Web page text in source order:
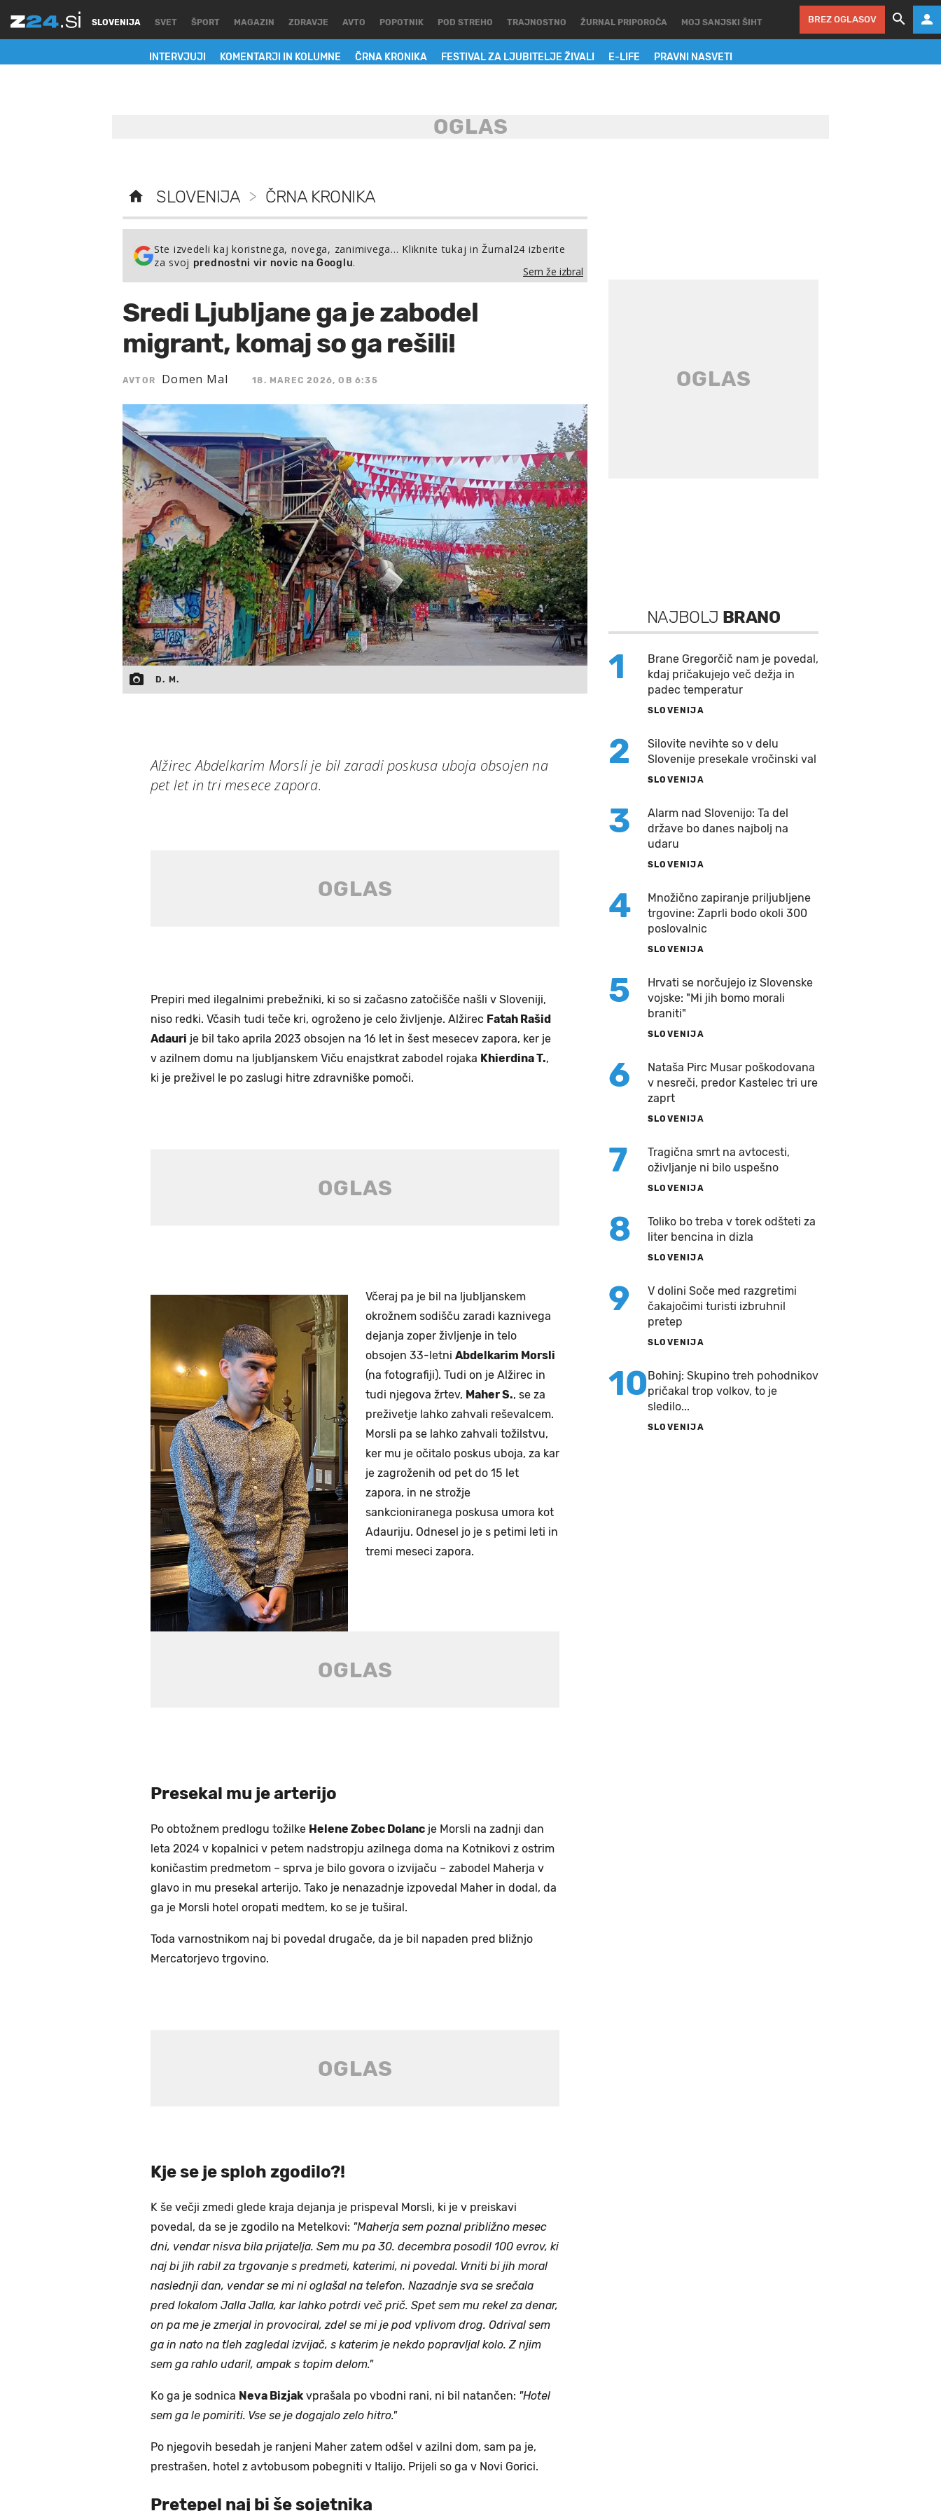
SLOVENIJA
INTERVJUJI KOMENTARJI IN KOLUMNE ČRNA KRONIKA FESTIVAL ZA LJUBITELJE ŽIVALI E-LIFE PRAVNI NASVETI
SVET ŠPORT MAGAZIN ZDRAVJE AVTO POPOTNIK POD STREHO TRAJNOSTNO ŽURNAL PRIPOROČA MOJ SANJSKI ŠIHT BREZ OGLASOV
SLOVENIJA > ČRNA KRONIKA
Ste izvedeli kaj koristnega, novega, zanimivega… Kliknite tukaj in Žurnal24 izberite
za svoj prednostni vir novic na Googlu.
Sem že izbral
Sredi Ljubljane ga je zabodel
migrant, komaj so ga rešili!
AVTOR Domen Mal 18. MAREC 2026, OB 6:35
D. M.
Alžirec Abdelkarim Morsli je bil zaradi poskusa uboja obsojen na
pet let in tri mesece zapora.
Prepiri med ilegalnimi prebežniki, ki so si začasno zatočišče našli v Sloveniji,
niso redki. Včasih tudi teče kri, ogroženo je celo življenje. Alžirec Fatah Rašid
Adauri je bil tako aprila 2023 obsojen na 16 let in šest mesecev zapora, ker je
v azilnem domu na ljubljanskem Viču enajstkrat zabodel rojaka Khierdina T.,
ki je preživel le po zaslugi hitre zdravniške pomoči.
Včeraj pa je bil na ljubljanskem
okrožnem sodišču zaradi kaznivega
dejanja zoper življenje in telo
obsojen 33-letni Abdelkarim Morsli
(na fotografiji). Tudi on je Alžirec in
tudi njegova žrtev, Maher S., se za
preživetje lahko zahvali reševalcem.
Morsli pa se lahko zahvali tožilstvu,
ker mu je očitalo poskus uboja, za kar
je zagroženih od pet do 15 let
zapora, in ne strožje
sankcioniranega poskusa umora kot
Adauriju. Odnesel jo je s petimi leti in
tremi meseci zapora.
Presekal mu je arterijo
Po obtožnem predlogu tožilke Helene Zobec Dolanc je Morsli na zadnji dan
leta 2024 v kopalnici v petem nadstropju azilnega doma na Kotnikovi z ostrim
koničastim predmetom – sprva je bilo govora o izvijaču – zabodel Maherja v
glavo in mu presekal arterijo. Tako je nenazadnje izpovedal Maher in dodal, da
ga je Morsli hotel oropati medtem, ko se je tuširal.
Toda varnostnikom naj bi povedal drugače, da je bil napaden pred bližnjo
Mercatorjevo trgovino.
Kje se je sploh zgodilo?!
K še večji zmedi glede kraja dejanja je prispeval Morsli, ki je v preiskavi
povedal, da se je zgodilo na Metelkovi: "Maherja sem poznal približno mesec
dni, vendar nisva bila prijatelja. Sem mu pa 30. decembra posodil 100 evrov, ki
naj bi jih rabil za trgovanje s predmeti, katerimi, ni povedal. Vrniti bi jih moral
naslednji dan, vendar se mi ni oglašal na telefon. Nazadnje sva se srečala
pred lokalom Jalla Jalla, kar lahko potrdi več prič. Spet sem mu rekel za denar,
on pa me je zmerjal in provociral, zdel se mi je pod vplivom drog. Odrival sem
ga in nato na tleh zagledal izvijač, s katerim je nekdo popravljal kolo. Z njim
sem ga rahlo udaril, ampak s topim delom."
Ko ga je sodnica Neva Bizjakvprašala po vbodni rani, ni bil natančen: "Hotel
sem ga le pomiriti. Vse se je dogajalo zelo hitro."
Po njegovih besedah je ranjeni Maher zatem odšel v azilni dom, sam pa je,
prestrašen, hotel z avtobusom pobegniti v Italijo. Prijeli so ga v Novi Gorici.
Pretepel naj bi še sojetnika
NAJBOLJ BRANO
1
Brane Gregorčič nam je povedal,
kdaj pričakujejo več dežja in
padec temperatur
SLOVENIJA
2
Silovite nevihte so v delu
Slovenije presekale vročinski val
SLOVENIJA
3
Alarm nad Slovenijo: Ta del
države bo danes najbolj na
udaru
SLOVENIJA
4
Množično zapiranje priljubljene
trgovine: Zaprli bodo okoli 300
poslovalnic
SLOVENIJA
5
Hrvati se norčujejo iz Slovenske
vojske: "Mi jih bomo morali
braniti"
SLOVENIJA
6
Nataša Pirc Musar poškodovana
v nesreči, predor Kastelec tri ure
zaprt
SLOVENIJA
7
Tragična smrt na avtocesti,
oživljanje ni bilo uspešno
SLOVENIJA
8
Toliko bo treba v torek odšteti za
liter bencina in dizla
SLOVENIJA
9
V dolini Soče med razgretimi
čakajočimi turisti izbruhnil
pretep
SLOVENIJA
10Bohinj: Skupino treh pohodnikov
pričakal trop volkov, to je
sledilo...
SLOVENIJA